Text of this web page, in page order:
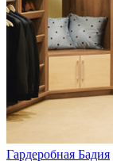
Гардеробная Бадия